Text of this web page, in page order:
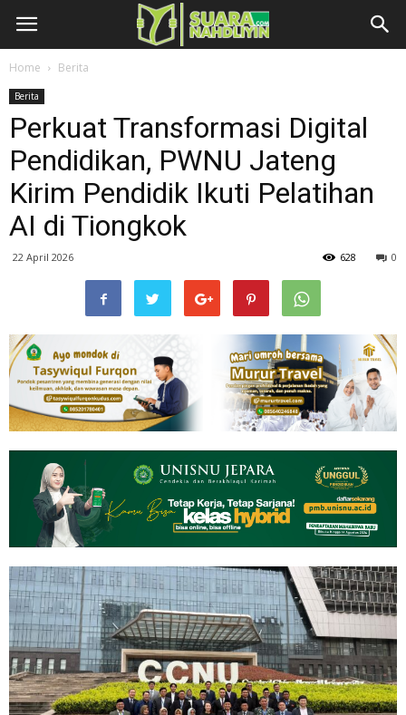
Home Berita
Berita
Perkuat Transformasi Digital
Pendidikan, PWNU Jateng
Kirim Pendidik Ikuti Pelatihan
AI di Tiongkok
22 April 2026 0
628